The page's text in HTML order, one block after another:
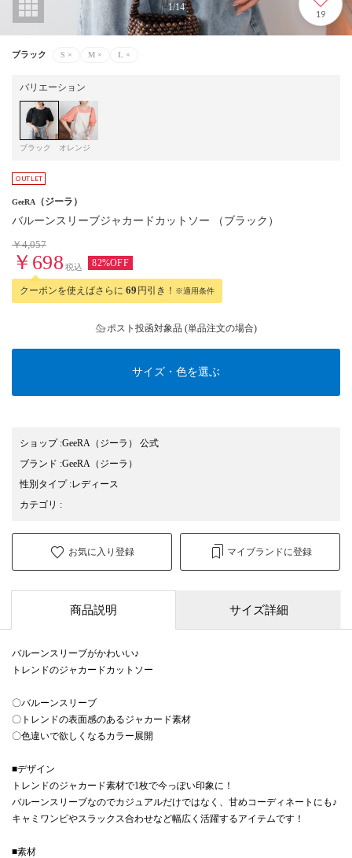
1/14
19
ブラック S × M × L ×
バリエーション
ブラック オレンジ
GeeRA （ジーラ）
バルーンスリーブジャカードカットソー （ブラック）
￥4,057
￥698 税込 82%OFF
クーポンを使えばさらに 69 円引き！ ※適用条件
ポスト投函対象品 (単品注文の場合)
サイズ・色を選ぶ
ショップ:GeeRA（ジーラ） 公式
ブランド :GeeRA （ジーラ）
性別タイプ:レディース
カテゴリ :
お気に入り登録 マイブランドに登録
商品説明 サイズ詳細
バルーンスリーブがかわいい♪
トレンドのジャカードカットソー
〇バルーンスリーブ
〇トレンドの表面感のあるジャカード素材
〇色違いで欲しくなるカラー展開
■デザイン
トレンドのジャカード素材で1枚で今っぽい印象に！
バルーンスリーブなのでカジュアルだけではなく、甘めコーディネートにも♪
キャミワンピやスラックス合わせなど幅広く活躍するアイテムです！
■素材